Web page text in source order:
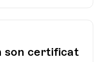
son certificat